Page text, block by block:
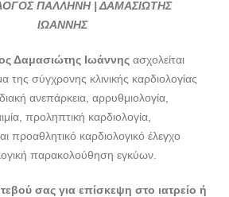
ΠΑΛΛΗΝΗ | ΔΑΜΑΣΙΩΤΗΣ
ΙΩΑΝΝΗΣ
Δαμασιώτης Ιωάννης ασχολείται
της σύγχρονης κλινικής καρδιολογίας
ανεπάρκεια, αρρυθμιολογία,
προληπτική καρδιολογία,
προαθλητικό καρδιολογικό έλεγχο
παρακολούθηση εγκύων.
σας για επίσκεψη στο ιατρείο ή